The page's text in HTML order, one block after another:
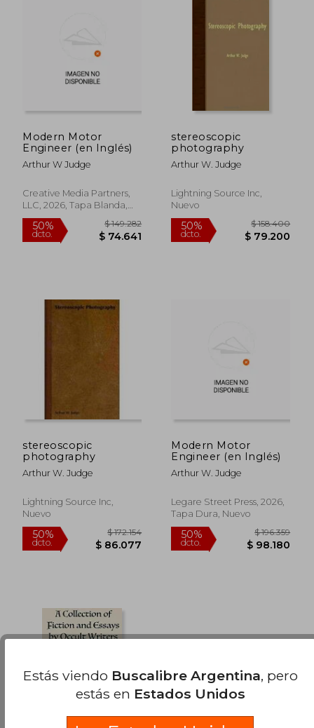
Modern Motor
Engineer (en Inglés)
Arthur W Judge
Creative Media Partners,
LLC, 2026, Tapa Blanda,
Nuevo
stereoscopic
photography
Arthur W. Judge
Lightning Source Inc,
Nuevo
50%
dcto.
stereoscopic
photography
Arthur W. Judge
Lightning Source Inc,
Nuevo
$ 172.154
Modern Motor
Engineer (en Inglés)
Arthur W. Judge
Legare Street Press, 2026,
Tapa Dura, Nuevo
50%
Estás viendo Buscalibre Argentina, pero
estás en Estados Unidos